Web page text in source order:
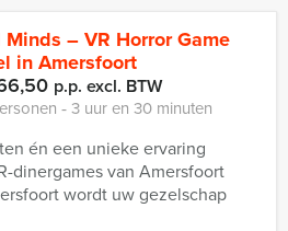
– VR Horror Game
in Amersfoort
p.p. excl. BTW
‐ 3 uur en 30 minuten
én een unieke ervaring
dinergames van Amersfoort
wordt uw gezelschap